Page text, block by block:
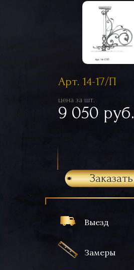
Выезд
Замеры
Арт. 14-17/П
цена за шт.
9 050 руб.
Заказать